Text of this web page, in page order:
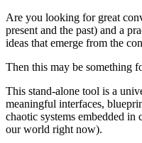
Are you looking for great
present and the past) and a
ideas that emerge from the
Then this may be something
This stand-alone tool is a
meaningful interfaces,
chaotic systems embedded
our world right now).